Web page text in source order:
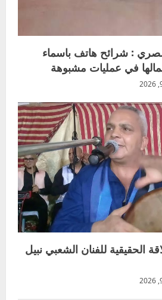
: شرائح هاتف باسماء
في عمليات مشبوهة
الحقيقية للفنان الشعبي نبيل